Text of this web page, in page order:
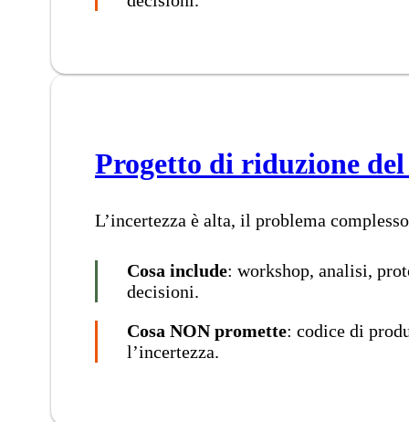
Progetto di riduzione
L’incertezza è alta, il problema
Cosa include: workshop, analisi,
decisioni.
Cosa NON promette: codice di
l’incertezza.